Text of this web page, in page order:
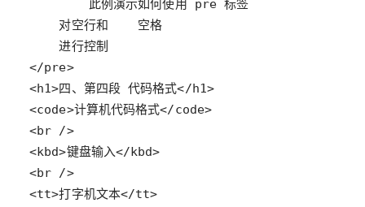
</pre>
<h1>四、第四段 代码格式</h1>
<br />
<br />